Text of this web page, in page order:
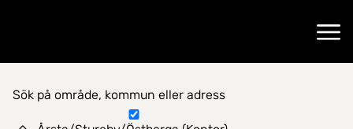
Hitta hem
Sök på område, kommun eller adress